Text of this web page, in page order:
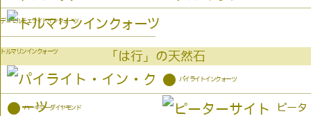
デュモルチェライトインクォーツ
トルマリンインクォーツ 「は行」の天然石
● パイライトインクォーツ
● ハーキマーダイヤモンド ピータ